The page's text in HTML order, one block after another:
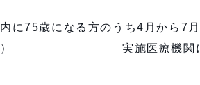
うち4月から7月生まれ
す。） 実施医療機関にご